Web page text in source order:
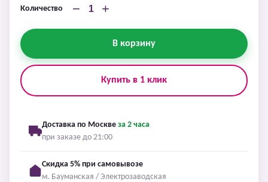
Количество − +
В корзину
Купить в 1 клик
Доставка по Москве за 2 часа
при заказе до 21:00
Скидка 5% при самовывозе
м. Бауманская / Электрозаводская